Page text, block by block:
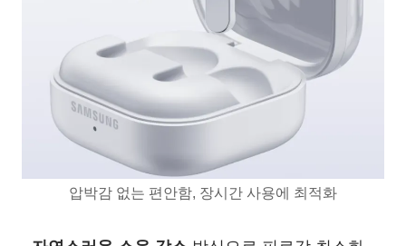
압박감 없는 편안함, 장시간 사용에 최적화